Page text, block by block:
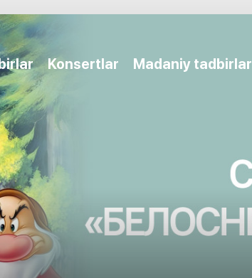
Konsertlar Madaniy tadbirlar